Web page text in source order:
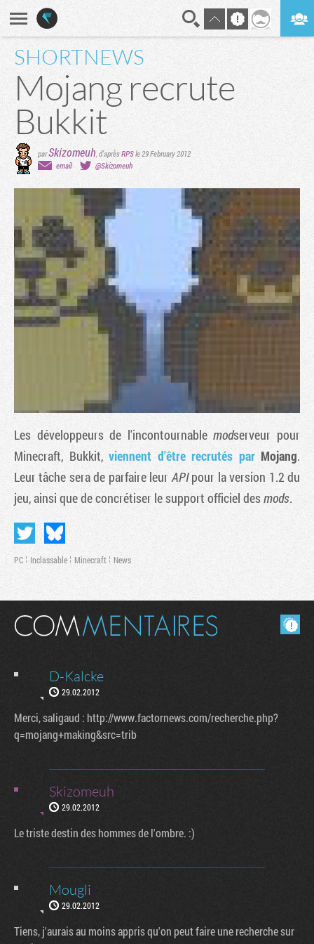
SHORTNEWS
Mojang recrute
Bukkit
parSkizomeuh , d'aprèsRPSle 29 February 2012
email
@Skizomeuh
Les développeurs de l'incontournablemodserveur pour
Minecraft, Bukkit, viennent d'être recrutés par Mojang.
Leur tâche sera de parfaire leurAPIpour la version 1.2 du
jeu, ainsi que de concrétiser le support officiel desmods.
PC Inclassable Minecraft News
Masquer les commentaires lus.
D-Kalcke
29.02.2012
Merci, saligaud : http://www.factornews.com/recherche.php?
q=mojang+making&src=trib
Skizomeuh
29.02.2012
Le triste destin des hommes de l'ombre. :)
Mougli
29.02.2012
Tiens, j'aurais au moins appris qu'on peut faire une recherche sur